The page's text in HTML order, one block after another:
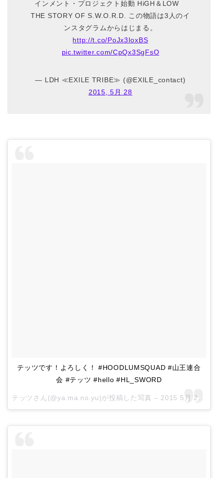
インメント・プロジェクト始動 HiGH＆LOW
THE STORY OF S.W.O.R.D. この物語は3人のイ
ンスタグラムからはじまる。
http://t.co/PoJx3IoxBS
pic.twitter.com/CpQx3SgFsO
— LDH ≪EXILE TRIBE≫ (@EXILE_contact)
2015, 5月 28
テッツです！よろしく！ #HOODLUMSQUAD #山王連合
会 #テッツ #hello #HL_SWORD
テッツさん(@ya.ma.no.yu)が投稿した写真 – 2015 5月 28 5:00午前 PDT